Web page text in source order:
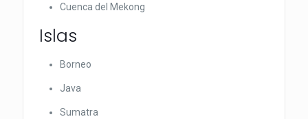
Cuenca del Mekong
Islas
Borneo
Java
Sumatra